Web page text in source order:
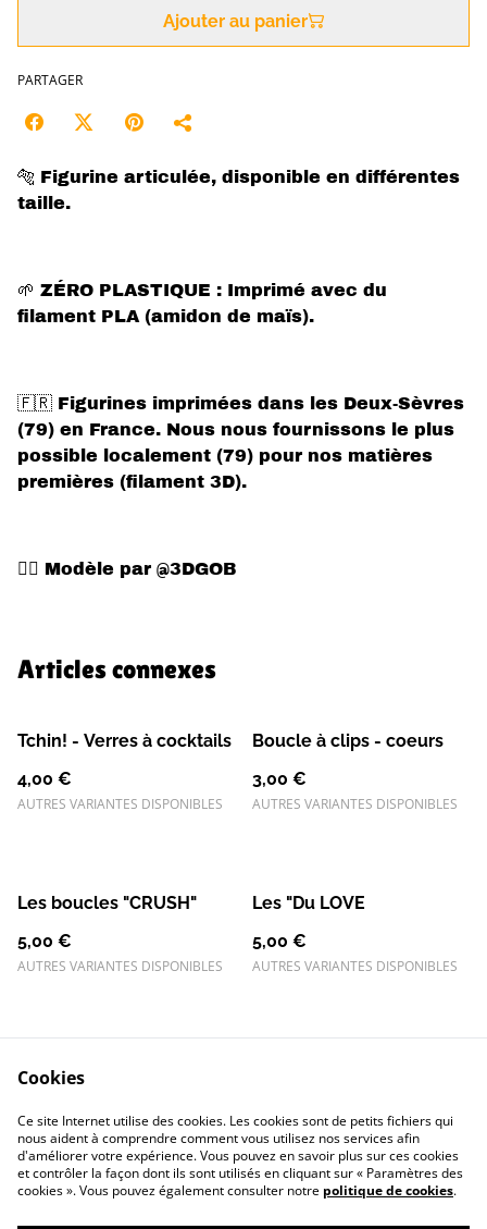
Ajouter au panier
PARTAGER
🐅 Figurine articulée, disponible en différentes
taille.
🌱 ZÉRO PLASTIQUE : Imprimé avec du
filament PLA (amidon de maïs).
🇫🇷 Figurines imprimées dans les Deux-Sèvres
(79) en France. Nous nous fournissons le plus
possible localement (79) pour nos matières
premières (filament 3D).
✍🏻 Modèle par @3DGOB
Articles connexes
Tchin! - Verres à cocktails
4,00 €
AUTRES VARIANTES DISPONIBLES
Boucle à clips - coeurs
3,00 €
AUTRES VARIANTES DISPONIBLES
Les boucles "CRUSH"
5,00 €
AUTRES VARIANTES DISPONIBLES
Les "Du LOVE
5,00 €
AUTRES VARIANTES DISPONIBLES
Contactez-nous
Conditions
Politique de
confidentialité
Politique de cookies
Cookies
Ce site Internet utilise des cookies. Les cookies sont de petits fichiers qui
nous aident à comprendre comment vous utilisez nos services afin
d'améliorer votre expérience. Vous pouvez en savoir plus sur ces cookies
et contrôler la façon dont ils sont utilisés en cliquant sur « Paramètres des
cookies ». Vous pouvez également consulter notre politique de cookies.